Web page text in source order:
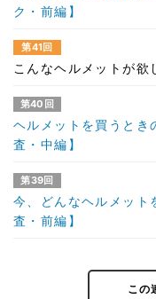
ク・前編】
第41回
こんなヘルメットが欲
第40回
ヘルメットを買うとき
査・中編】
第39回
今、どんなヘルメット
査・前編】
この